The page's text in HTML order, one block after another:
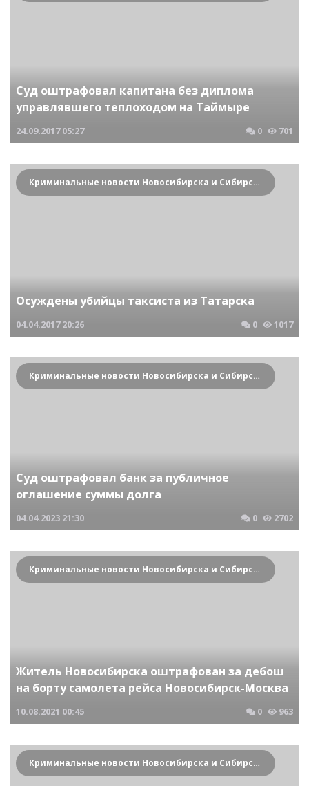
Суд оштрафовал капитана без диплома
управлявшего теплоходом на Таймыре
24.09.2017 05:27 0 701
Криминальные новости Новосибирска и Сибирского региона
Осуждены убийцы таксиста из Татарска
04.04.2017 20:26 0 1017
Криминальные новости Новосибирска и Сибирского региона
Суд оштрафовал банк за публичное
оглашение суммы долга
04.04.2023 21:30 0 2702
Криминальные новости Новосибирска и Сибирского региона
Житель Новосибирска оштрафован за дебош
на борту самолета рейса Новосибирск-Москва
10.08.2021 00:45 0 963
Криминальные новости Новосибирска и Сибирского региона